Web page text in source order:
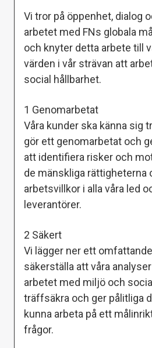
Vi tror på öppenhet, dialog
arbetet med FNs globala
och knyter detta arbete till
värden i vår strävan att
social hållbarhet.
1 Genomarbetat
Våra kunder ska känna sig
gör ett genomarbetat och
att identifiera risker och
de mänskliga rättigheterna
arbetsvillkor i alla våra led
leverantörer.
2 Säkert
Vi lägger ner ett
säkerställa att våra
arbetet med miljö och
träffsäkra och ger pålitliga
kunna arbeta på ett
frågor.